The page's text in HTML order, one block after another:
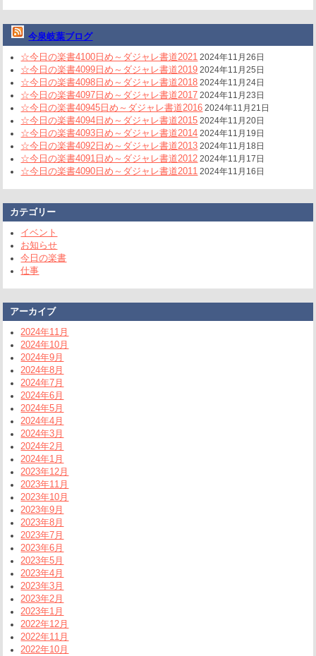
今泉岐葉ブログ
☆今日の楽書4100日め～ダジャレ書道2021 2024年11月26日
☆今日の楽書4099日め～ダジャレ書道2019 2024年11月25日
☆今日の楽書4098日め～ダジャレ書道2018 2024年11月24日
☆今日の楽書4097日め～ダジャレ書道2017 2024年11月23日
☆今日の楽書40945日め～ダジャレ書道2016 2024年11月21日
☆今日の楽書4094日め～ダジャレ書道2015 2024年11月20日
☆今日の楽書4093日め～ダジャレ書道2014 2024年11月19日
☆今日の楽書4092日め～ダジャレ書道2013 2024年11月18日
☆今日の楽書4091日め～ダジャレ書道2012 2024年11月17日
☆今日の楽書4090日め～ダジャレ書道2011 2024年11月16日
カテゴリー
イベント
お知らせ
今日の楽書
仕事
アーカイブ
2024年11月
2024年10月
2024年9月
2024年8月
2024年7月
2024年6月
2024年5月
2024年4月
2024年3月
2024年2月
2024年1月
2023年12月
2023年11月
2023年10月
2023年9月
2023年8月
2023年7月
2023年6月
2023年5月
2023年4月
2023年3月
2023年2月
2023年1月
2022年12月
2022年11月
2022年10月